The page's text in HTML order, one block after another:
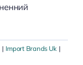
| Import Brands Uk |